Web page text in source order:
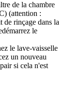
de la chambre
(attention :
de rinçage dans la
le
le lave-vaisselle
un nouveau
si cela n'est